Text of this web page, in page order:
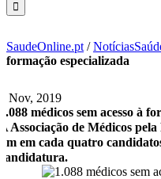
SaudeOnline.pt /
formação especializada
7 Nov, 2019
1.088 médicos sem acesso à
A Associação de Médicos
um em cada quatro
candidatura.